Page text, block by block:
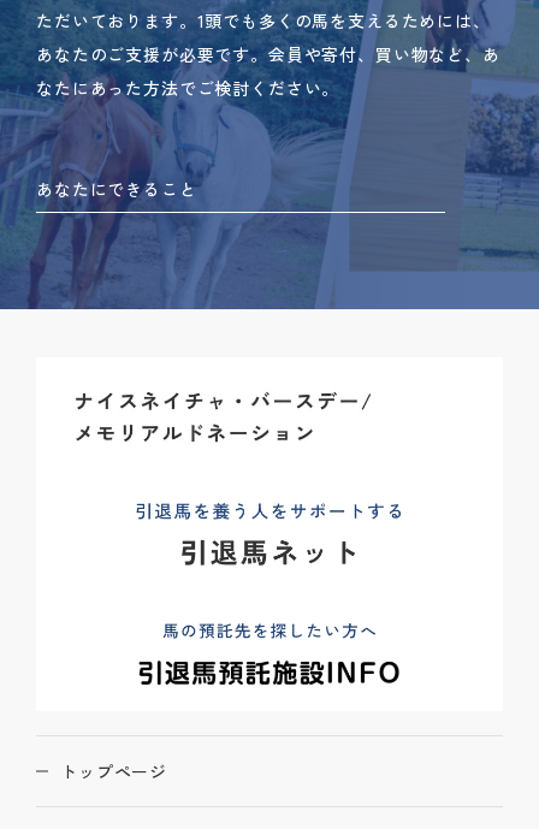
ただいております。 1頭でも多くの馬を支えるためには、
あなたのご支援が必要です。 会員や寄付、買い物など、あ
なたにあった方法でご検討ください。
あなたにできること
トップページ